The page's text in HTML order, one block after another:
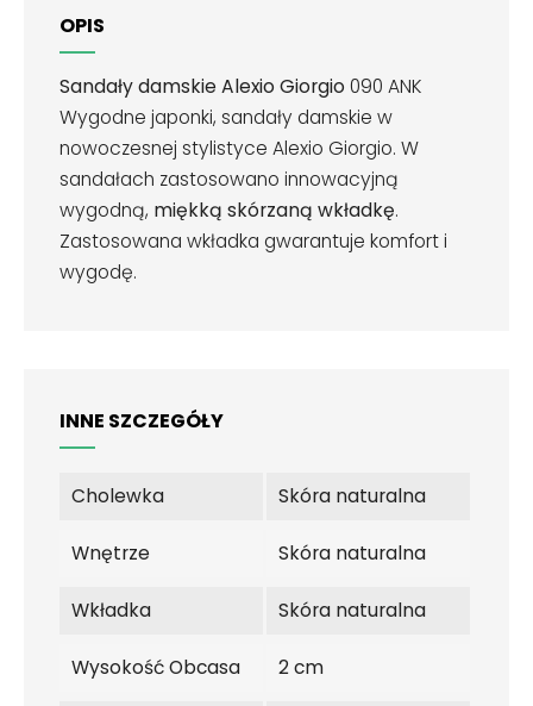
OPIS
Sandały damskie Alexio Giorgio 090 ANK
Wygodne japonki, sandały damskie w
nowoczesnej stylistyce Alexio Giorgio. W
sandałach zastosowano innowacyjną
wygodną, miękką skórzaną wkładkę.
Zastosowana wkładka gwarantuje komfort i
wygodę.
INNE SZCZEGÓŁY
Cholewka Skóra naturalna
Wnętrze Skóra naturalna
Wkładka Skóra naturalna
Wysokość Obcasa 2 cm